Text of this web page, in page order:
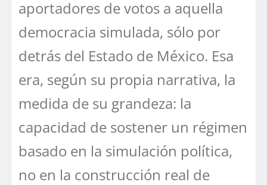
aportadores de votos a aquella
democracia simulada, sólo por
detrás del Estado de México. Esa
era, según su propia narrativa, la
medida de su grandeza: la
capacidad de sostener un régimen
basado en la simulación política,
no en la construcción real de